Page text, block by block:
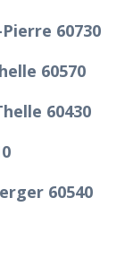
60730
60570
60430
60540